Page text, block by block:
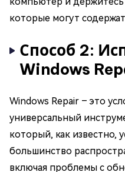
которые могут
Способ 2:
Windows
Windows Repair – это
универсальный
который, как известно,
большинство
включая проблемы с